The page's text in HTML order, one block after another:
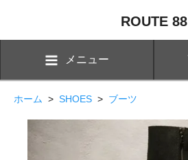
ROUTE 88
メニュー
ホーム > SHOES > ブーツ